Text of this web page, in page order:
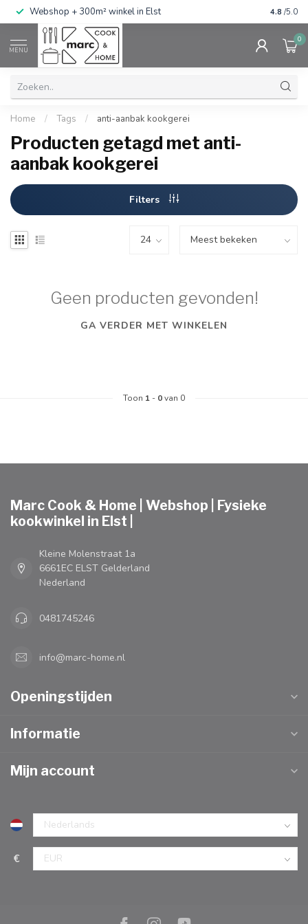
Webshop + 300m² winkel in Elst Gratis
4.8 /5.0
MENU
0
Home / Tags / anti-aanbak kookgerei
Producten getagd met anti-
aanbak kookgerei
Filters
Geen producten gevonden!
GA VERDER MET WINKELEN
Toon 1 - 0van 0
Marc Cook & Home | Webshop | Fysieke
kookwinkel in Elst |
Kleine Molenstraat 1a
6661EC ELST Gelderland
Nederland
0481745246
info@marc-home.nl
Openingstijden
Informatie
Mijn account
€